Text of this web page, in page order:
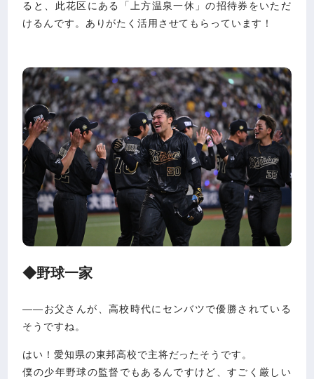
ると、此花区にある「上方温泉一休」の招待券をいただ
けるんです。ありがたく活用させてもらっています！
◆野球一家
――お父さんが、高校時代にセンバツで優勝されている
そうですね。
はい！愛知県の東邦高校で主将だったそうです。
僕の少年野球の監督でもあるんですけど、すごく厳しい